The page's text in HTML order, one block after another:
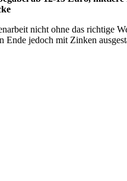
nicht ohne das richtige
Ende jedoch mit Zinken